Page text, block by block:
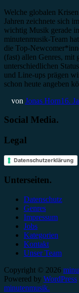
Welche globalen
Jahren zeichnete sich
wichtig Musik gerade
minutenmusik-Team
die Top-
(fast) allen Genres, mit
unterschiedlichen
und Line-ups prägen
schon heute angeben
von Jonas Horn16.
Social Media.
Legal
Datenschutzerklärung
Unterseiten.
Datenschutz
Genres
Impressum
Jobs
Kategorien
Kontakt
Unser Team
Copyright © 2026
Powered by WordPress
minutenmusik.